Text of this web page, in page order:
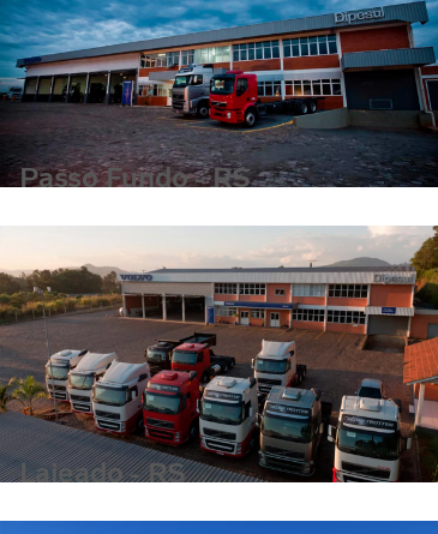
Passo Fundo - RS
Passo Fundo - RS
Lajeado - RS